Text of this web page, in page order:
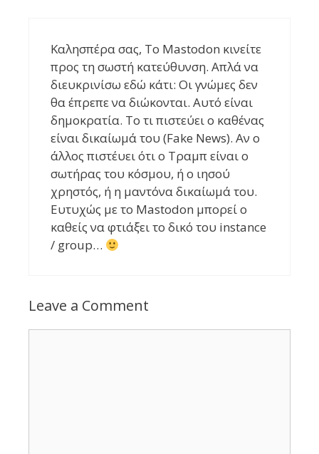
Καλησπέρα σας, Το Mastodon κινείτε
προς τη σωστή κατεύθυνση. Απλά να
διευκρινίσω εδώ κάτι: Οι γνώμες δεν
θα έπρεπε να διώκονται. Αυτό είναι
δημοκρατία. Το τι πιστεύει ο καθένας
είναι δικαίωμά του (Fake News). Αν ο
άλλος πιστέυει ότι ο Τραμπ είναι ο
σωτήρας του κόσμου, ή ο ιησού
χρηστός, ή η μαντόνα δικαίωμά του.
Ευτυχώς με το Mastodon μπορεί ο
καθείς να φτιάξει το δικό του instance
/ group…
Leave a Comment